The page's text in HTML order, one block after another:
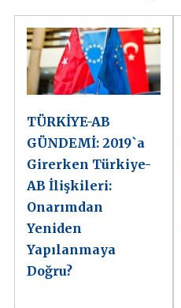
TÜRKİYE-AB
GÜNDEMİ: 2019`a
Girerken Türkiye-
AB İlişkileri:
Onarımdan
Yeniden
Yapılanmaya
Doğru?